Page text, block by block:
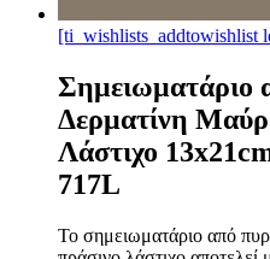
[ti_wishlists_addtowishlist
Σημειωματάριο
Δερματίνη
Λάστιχο
717L
Το σημειωματάριο από